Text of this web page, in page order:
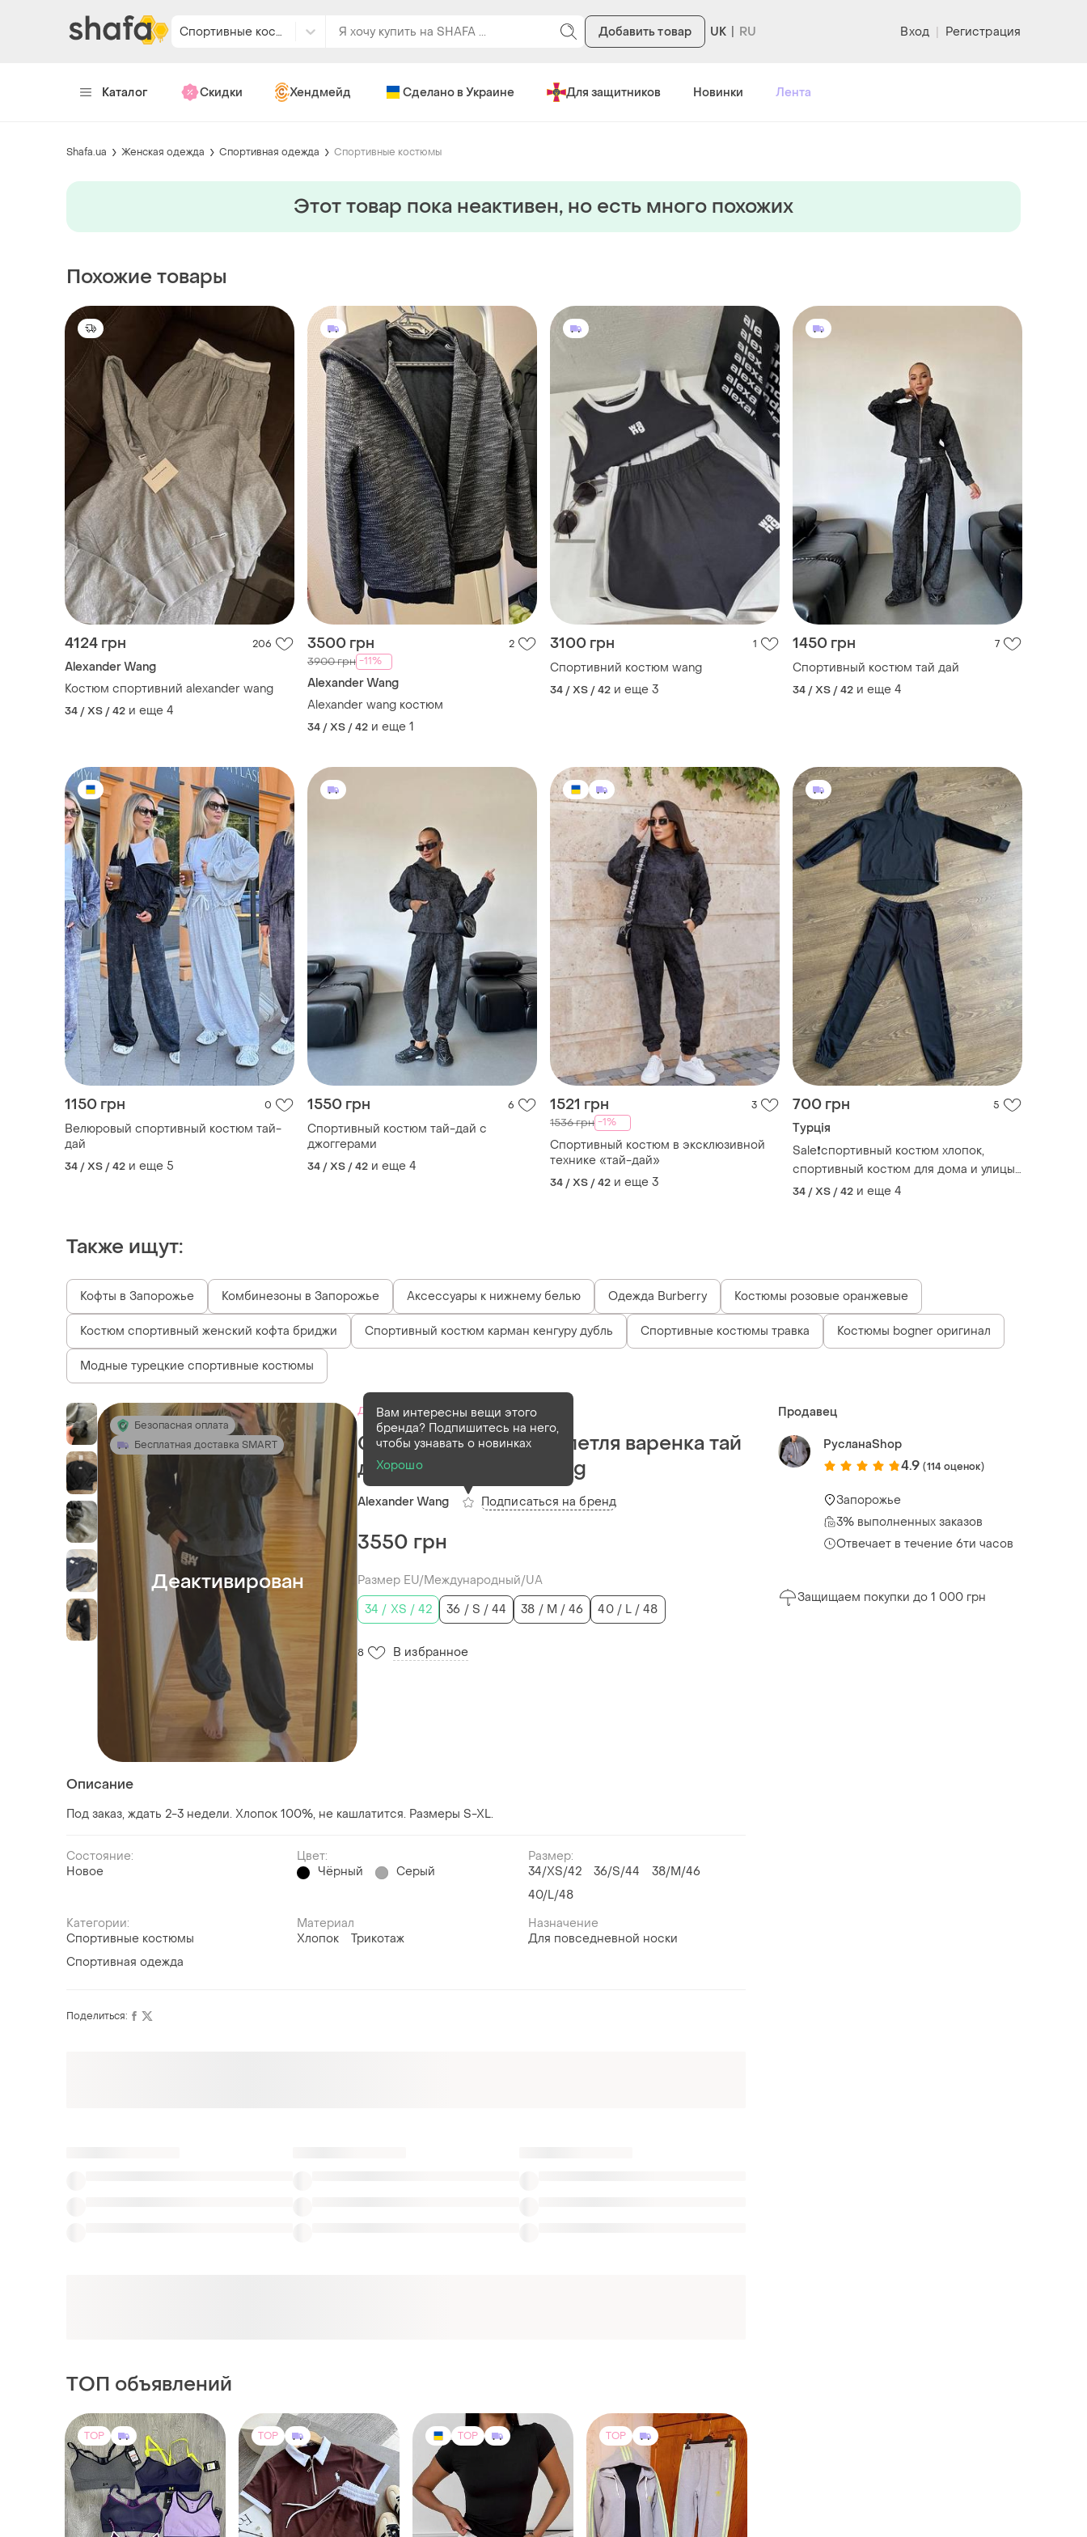
Спортивные костюмы Добавить товар UK Вход | Регистрация
Каталог Скидки Хендмейд Сделано в Украине Для защитников Новинки Лента
Shafa.ua Женская одежда Спортивная одежда Спортивные костюмы
Этот товар пока неактивен, но есть много похожих
Похожие товары
4124 грн 206
Alexander Wang
Костюм спортивний alexander wang
34 / XS / 42 и еще 4
3500 грн 2
3900 грн -11%
Alexander Wang
Alexander wang костюм
34 / XS / 42 и еще 1
3100 грн 1
Спортивний костюм wang
34 / XS / 42 и еще 3
1450 грн 7
Спортивный костюм тай дай
34 / XS / 42 и еще 4
1150 грн 0
Велюровый спортивный костюм тай-
дай
34 / XS / 42 и еще 5
1550 грн 6
Спортивный костюм тай-дай с
джоггерами
34 / XS / 42 и еще 4
1521 грн 3
1536 грн -1%
Спортивный костюм в эксклюзивной
технике «тай-дай»
34 / XS / 42 и еще 3
700 грн 5
Турція
Sale❗️спортивный костюм хлопок,
спортивный костюм для дома и улицы,
спортивний костюм
34 / XS / 42 и еще 4
Также ищут:
Кофты в Запорожье Комбинезоны в Запорожье Аксессуары к нижнему белью Одежда Burberry Костюмы розовые оранжевые
Костюм спортивный женский кофта бриджи Спортивный костюм карман кенгуру дубль Спортивные костюмы травка Костюмы bogner оригинал
Модные турецкие спортивные костюмы
Безопасная оплата
Бесплатная доставка SMART
Деактивирован
Деактивирован15 шт
Спортивный костюм петля варенка тай
дай 100% хлопок wang
Alexander Wang
Вам интересны вещи этого
бренда? Подпишитесь на него,
чтобы узнавать о новинках
Хорошо
Подписаться на бренд
3550 грн
Размер EU/Международный/UA
34 / XS / 42
36 / S / 44 38 / M / 46 40 / L / 48
8 В избранное
Описание
Под заказ, ждать 2-3 недели. Хлопок 100%, не кашлатится. Размеры S-XL.
Состояние:
Новое
Цвет:
Чёрный
Серый
Размер:
34/XS/42
36/S/44
38/M/46
40/L/48
Категории:
Спортивные костюмы
Спортивная одежда
Материал
Хлопок
Трикотаж
Назначение
Для повседневной носки
Продавец
РусланаShop
4.9 (114 оценок)
Запорожье
3% выполненных заказов
Отвечает в течение 6ти часов
Защищаем покупки до 1 000 грн
Поделиться:
ТОП объявлений
TOP TOP TOP TOP